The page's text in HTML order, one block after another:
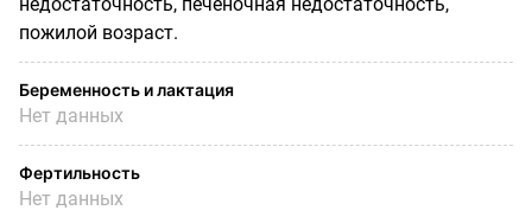
пожилой возраст.
Беременность и лактация
Нет данных
Фертильность
Нет данных